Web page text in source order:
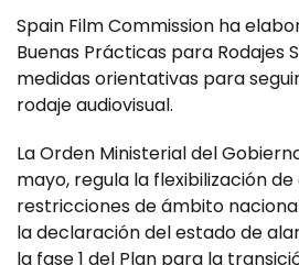
Spain Film Commission ha
Buenas Prácticas para Rodajes
medidas orientativas para
rodaje audiovisual.
La Orden Ministerial del
mayo, regula la flexibilización
restricciones de ámbito
la declaración del estado de
la fase 1 del Plan para la